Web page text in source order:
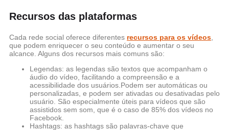
Recursos das plataformas
Cada rede social oferece diferentes recursos para os vídeos
que podem enriquecer o seu conteúdo e aumentar o seu
alcance. Alguns dos recursos mais comuns são:
Legendas: as legendas são textos que acompanham o
áudio do vídeo, facilitando a compreensão e a
acessibilidade dos usuários.Podem ser automáticas ou
personalizadas, e podem ser ativadas ou desativadas pelo
usuário. São especialmente úteis para vídeos que são
assistidos sem som, que é o caso de 85% dos vídeos no
Facebook.
Hashtags: as hashtags são palavras-chave que